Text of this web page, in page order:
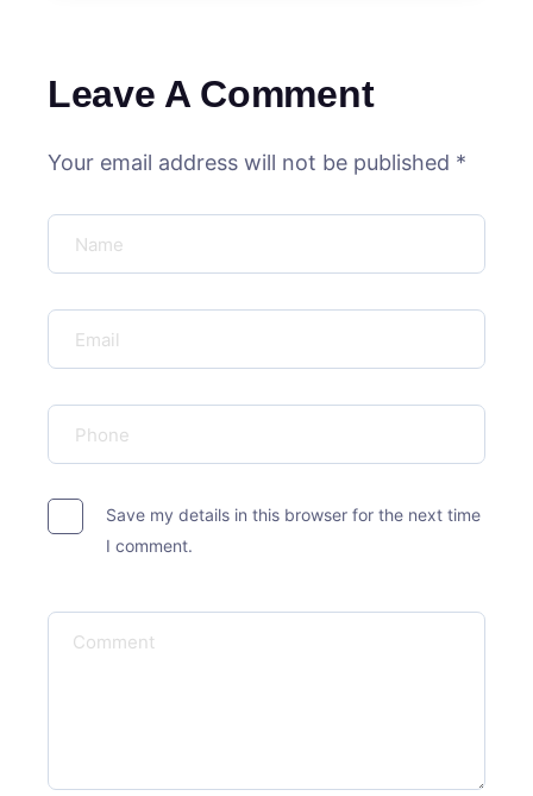
Leave A Comment
Your email address will not be published *
Save my details in this browser for the next time
I comment.